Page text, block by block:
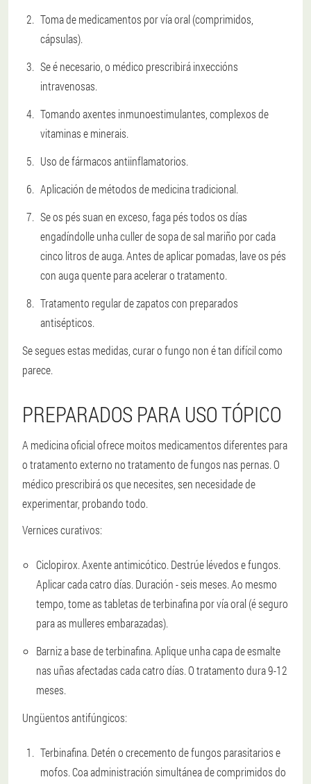
Toma de medicamentos por vía oral (comprimidos,
cápsulas).
Se é necesario, o médico prescribirá inxeccións
intravenosas.
Tomando axentes inmunoestimulantes, complexos de
vitaminas e minerais.
Uso de fármacos antiinflamatorios.
Aplicación de métodos de medicina tradicional.
Se os pés suan en exceso, faga pés todos os días
engadíndolle unha culler de sopa de sal mariño por cada
cinco litros de auga. Antes de aplicar pomadas, lave os pés
con auga quente para acelerar o tratamento.
Tratamento regular de zapatos con preparados
antisépticos.
Se segues estas medidas, curar o fungo non é tan difícil como
parece.
PREPARADOS PARA USO TÓPICO
A medicina oficial ofrece moitos medicamentos diferentes para
o tratamento externo no tratamento de fungos nas pernas. O
médico prescribirá os que necesites, sen necesidade de
experimentar, probando todo.
Vernices curativos:
Ciclopirox. Axente antimicótico. Destrúe lévedos e fungos.
Aplicar cada catro días. Duración - seis meses. Ao mesmo
tempo, tome as tabletas de terbinafina por vía oral (é seguro
para as mulleres embarazadas).
Barniz a base de terbinafina. Aplique unha capa de esmalte
nas uñas afectadas cada catro días. O tratamento dura 9-12
meses.
Ungüentos antifúngicos:
Terbinafina. Detén o crecemento de fungos parasitarios e
mofos. Coa administración simultánea de comprimidos do